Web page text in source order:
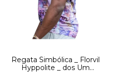
Regata Simbólica _ Florvil
Hyppolite _ dos Um